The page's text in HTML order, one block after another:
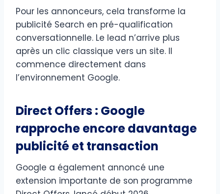
Pour les annonceurs, cela transforme la
publicité Search en pré-qualification
conversationnelle. Le lead n’arrive plus
après un clic classique vers un site. Il
commence directement dans
l’environnement Google.
Direct Offers : Google
rapproche encore davantage
publicité et transaction
Google a également annoncé une
extension importante de son programme